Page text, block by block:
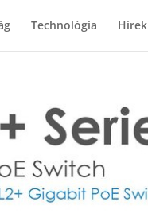
Technológia Hírek